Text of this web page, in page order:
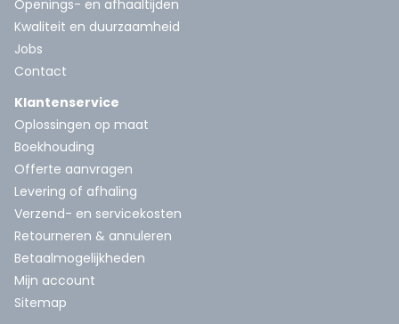
Openings- en afhaaltijden
Kwaliteit en duurzaamheid
Jobs
Contact
Klantenservice
Oplossingen op maat
Boekhouding
Offerte aanvragen
Levering of afhaling
Verzend- en servicekosten
Retourneren & annuleren
Betaalmogelijkheden
Mijn account
Sitemap